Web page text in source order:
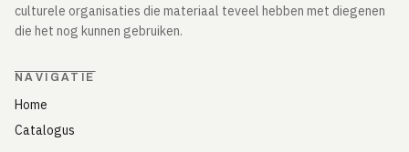
culturele organisaties die materiaal teveel hebben met diegenen
die het nog kunnen gebruiken.
NAVIGATIE
Home
Catalogus